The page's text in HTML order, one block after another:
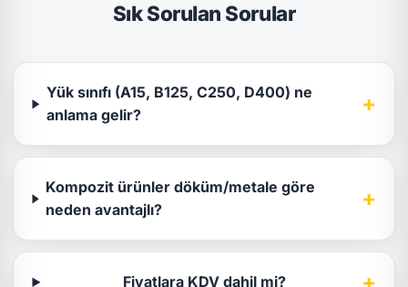
Sık Sorulan Sorular
Yük sınıfı (A15, B125, C250, D400) ne
anlama gelir?
+
Kompozit ürünler döküm/metale göre
neden avantajlı?
+
Fiyatlara KDV dahil mi?